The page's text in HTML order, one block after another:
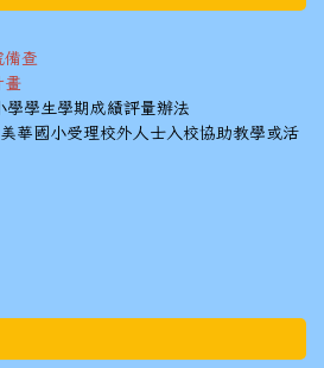
備查
畫
學生學期成績評量辦法
華國小受理校外人士入校協助教學或活